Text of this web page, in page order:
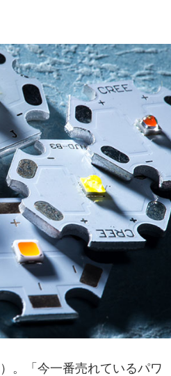
。「今一番売れているパワ